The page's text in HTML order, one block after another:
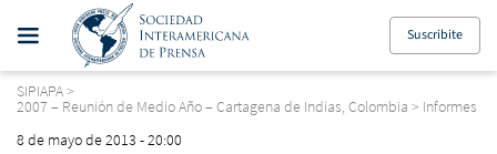
Suscribite
SIPIAPA>
2007 – Reunión de Medio Año – Cartagena de Indias, Colombia > Informes
8 de mayo de 2013 - 20:00